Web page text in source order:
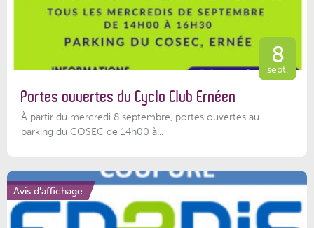
8
sept.
Portes ouvertes du Cyclo Club Ernéen
À partir du mercredi 8 septembre, portes ouvertes au
parking du COSEC de 14h00 à...
Avis d'affichage